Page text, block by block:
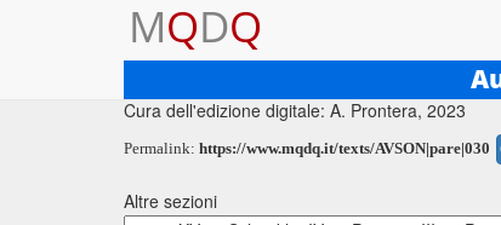
MQDQ
Testo base di riferimento: R. P. H. Green, 1999
Cura dell'edizione digitale: A. Prontera, 2023
Permalink: https://www.mqdq.it/texts/AVSON|pare|030
Altre sezioni